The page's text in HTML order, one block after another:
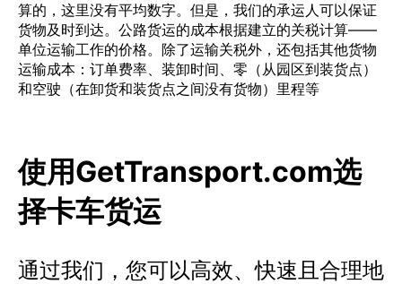
算的，这里没有平均数字。但是，我们的承运人可以保证
货物及时到达。公路货运的成本根据建立的关税计算——
单位运输工作的价格。除了运输关税外，还包括其他货物
运输成本：订单费率、装卸时间、零（从园区到装货点）
和空驶（在卸货和装货点之间没有货物）里程等
使用GetTransport.com选
择卡车货运
通过我们，您可以高效、快速且合理地